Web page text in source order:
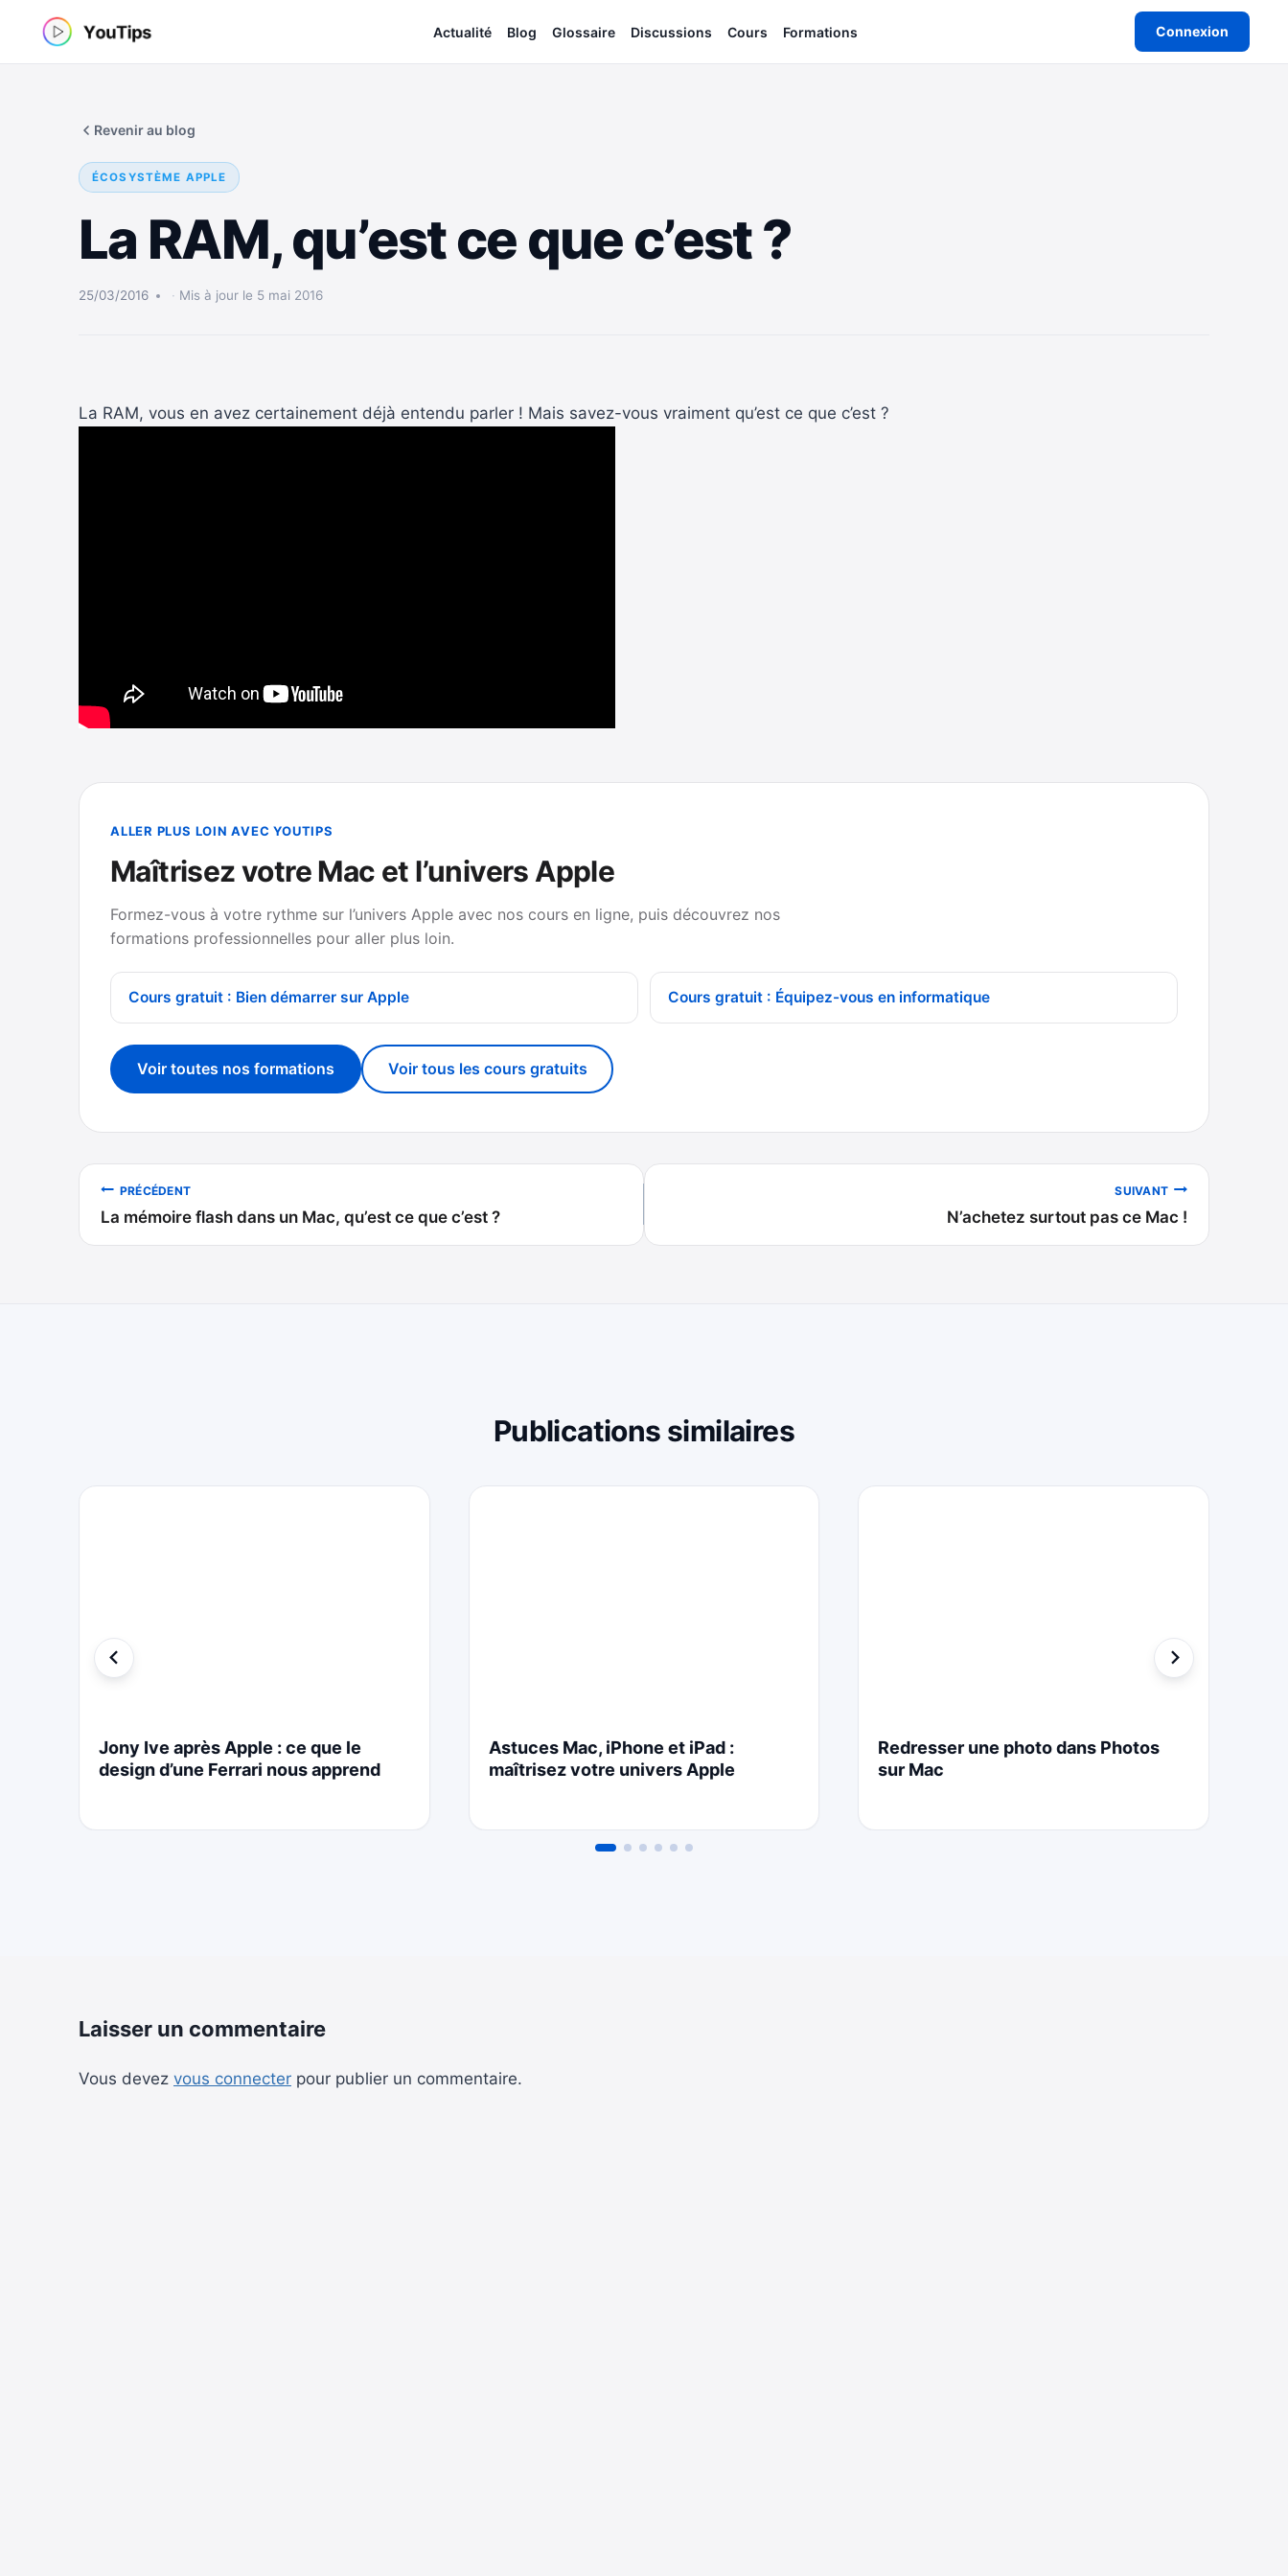
Actualité Blog Glossaire Discussions Cours Formations Connexion
Revenir au blog
ÉCOSYSTÈME APPLE
La RAM, qu’est ce que c’est ?
25/03/2016 Mis à jour le 5 mai 2016
La RAM, vous en avez certainement déjà entendu parler ! Mais savez-vous vraiment qu’est ce que c’est ?
ALLER PLUS LOIN AVEC YOUTIPS
Maîtrisez votre Mac et l’univers Apple
Formez-vous à votre rythme sur l’univers Apple avec nos cours en ligne, puis découvrez nos
formations professionnelles pour aller plus loin.
Cours gratuit : Bien démarrer sur Apple Cours gratuit : Équipez-vous en informatique
Voir toutes nos formations Voir tous les cours gratuits
Navigation
de
PRÉCÉDENT
La mémoire flash dans un Mac, qu’est ce que c’est ?
SUIVANT
N’achetez surtout pas ce Mac !
Publications similaires
Jony Ive après Apple : ce que le
design d’une Ferrari nous apprend
Astuces Mac, iPhone et iPad :
maîtrisez votre univers Apple
Redresser une photo dans Photos
sur Mac
Laisser un commentaire
Vous devez vous connecter pour publier un commentaire.